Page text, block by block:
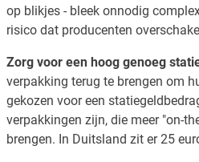
op blikjes - bleek onnodig
risico dat producenten
Zorg voor een hoog genoeg
verpakking terug te brengen om
gekozen voor een
verpakkingen zijn, die meer "on-
brengen. In Duitsland zit er 25